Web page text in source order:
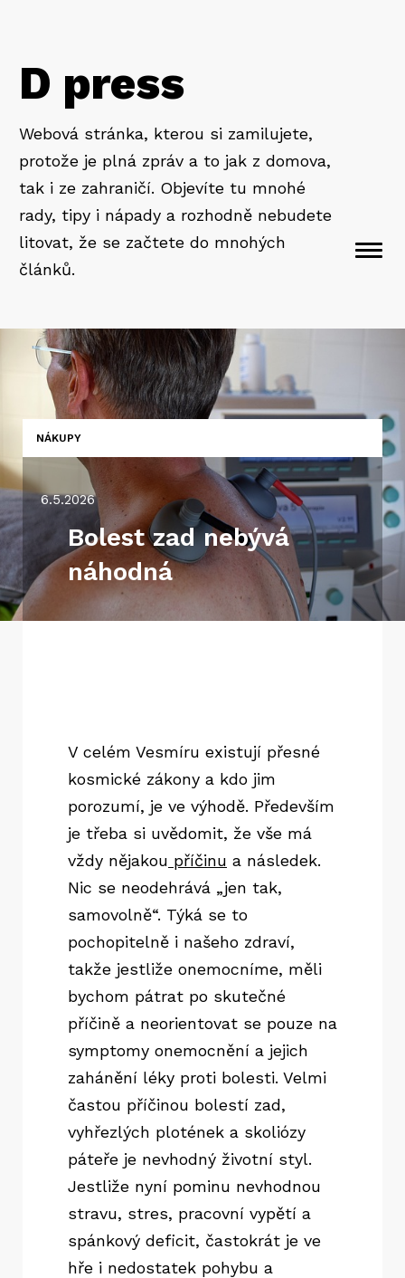
D press
Webová stránka, kterou si zamilujete,
protože je plná zpráv a to jak z domova,
tak i ze zahraničí. Objevíte tu mnohé
rady, tipy i nápady a rozhodně nebudete
litovat, že se začtete do mnohých
článků.
NÁKUPY
6.5.2026
Bolest zad nebývá
náhodná
V celém Vesmíru existují přesné
kosmické zákony a kdo jim
porozumí, je ve výhodě. Především
je třeba si uvědomit, že vše má
vždy nějakou příčinu a následek.
Nic se neodehrává „jen tak,
samovolně“. Týká se to
pochopitelně i našeho zdraví,
takže jestliže onemocníme, měli
bychom pátrat po skutečné
příčině a neorientovat se pouze na
symptomy onemocnění a jejich
zahánění léky proti bolesti. Velmi
častou příčinou bolestí zad,
vyhřezlých plotének a skoliózy
páteře je nevhodný životní styl.
Jestliže nyní pominu nevhodnou
stravu, stres, pracovní vypětí a
spánkový deficit, častokrát je ve
hře i nedostatek pohybu a